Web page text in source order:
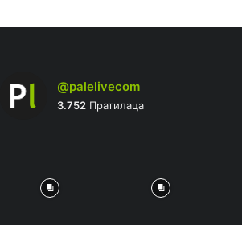
@palelivecom
3.752Пратилаца